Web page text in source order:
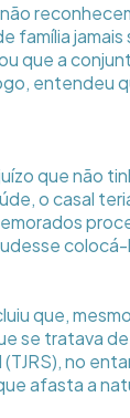
família
que a
entendeu
que não
o casal
colocá-
que,
se tratava
(TJRS), no
afasta a